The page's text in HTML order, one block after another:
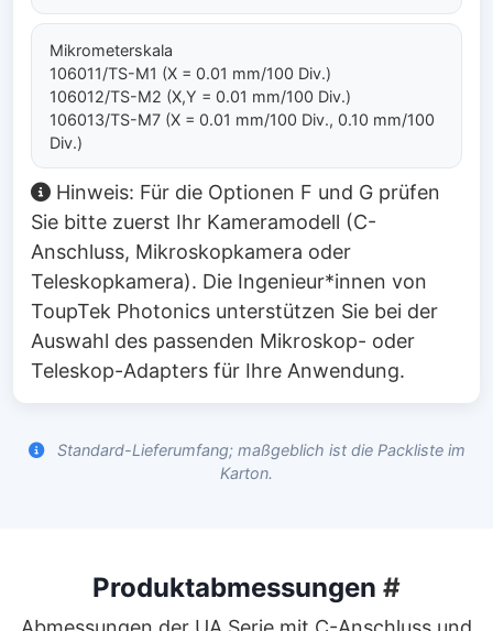
Mikrometerskala
106011/TS-M1 (X = 0.01 mm/100 Div.)
106012/TS-M2 (X,Y = 0.01 mm/100 Div.)
106013/TS-M7 (X = 0.01 mm/100 Div., 0.10 mm/100
Div.)
Hinweis: Für die Optionen F und G prüfen
Sie bitte zuerst Ihr Kameramodell (C-
Anschluss, Mikroskopkamera oder
Teleskopkamera). Die Ingenieur*innen von
ToupTek Photonics unterstützen Sie bei der
Auswahl des passenden Mikroskop- oder
Teleskop-Adapters für Ihre Anwendung.
Standard-Lieferumfang; maßgeblich ist die Packliste im
Karton.
Produktabmessungen #